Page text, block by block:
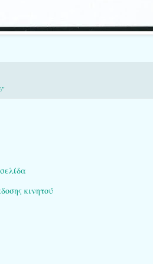
κινητού